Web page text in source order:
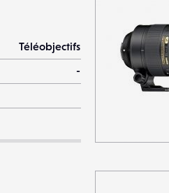
Téléobjectifs
-